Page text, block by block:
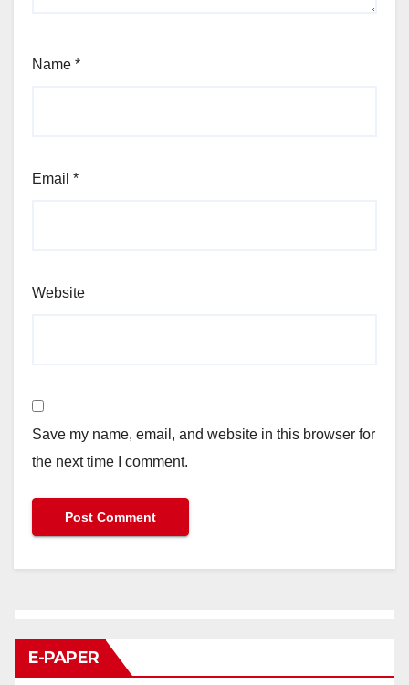
Name *
Email *
Website
Save my name, email, and website in this browser for
the next time I comment.
E-PAPER